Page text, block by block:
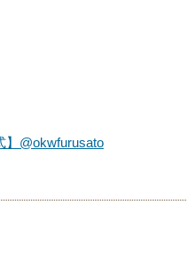
】@okwfurusato